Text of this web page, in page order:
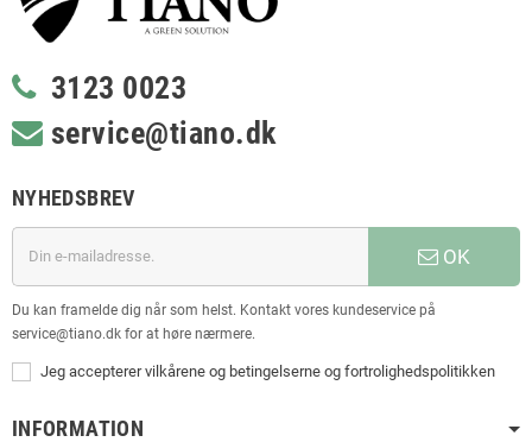
3123 0023
service@tiano.dk
NYHEDSBREV
OK
Du kan framelde dig når som helst. Kontakt vores kundeservice på
service@tiano.dk for at høre nærmere.
Jeg accepterer vilkårene og betingelserne og fortrolighedspolitikken
INFORMATION